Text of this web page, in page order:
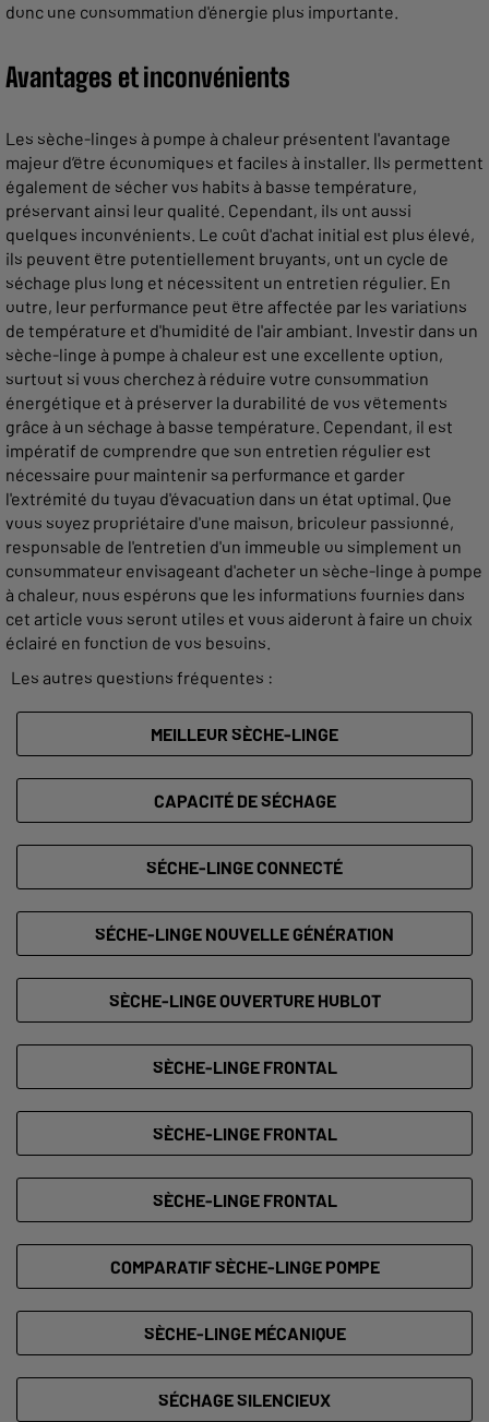
donc une consommation d'énergie plus importante.
Avantages et inconvénients
Les sèche-linges à pompe à chaleur présentent l'avantage
majeur d’être économiques et faciles à installer. Ils permettent
également de sécher vos habits à basse température,
préservant ainsi leur qualité. Cependant, ils ont aussi
quelques inconvénients. Le coût d'achat initial est plus élevé,
ils peuvent être potentiellement bruyants, ont un cycle de
séchage plus long et nécessitent un entretien régulier. En
outre, leur performance peut être affectée par les variations
de température et d'humidité de l'air ambiant. Investir dans un
sèche-linge à pompe à chaleur est une excellente option,
surtout si vous cherchez à réduire votre consommation
énergétique et à préserver la durabilité de vos vêtements
grâce à un séchage à basse température. Cependant, il est
impératif de comprendre que son entretien régulier est
nécessaire pour maintenir sa performance et garder
l'extrémité du tuyau d'évacuation dans un état optimal. Que
vous soyez propriétaire d'une maison, bricoleur passionné,
responsable de l'entretien d'un immeuble ou simplement un
consommateur envisageant d'acheter un sèche-linge à pompe
à chaleur, nous espérons que les informations fournies dans
cet article vous seront utiles et vous aideront à faire un choix
éclairé en fonction de vos besoins.
Les autres questions fréquentes :
MEILLEUR SÈCHE-LINGE
CAPACITÉ DE SÉCHAGE
SÉCHE-LINGE CONNECTÉ
SÉCHE-LINGE NOUVELLE GÉNÉRATION
SÈCHE-LINGE OUVERTURE HUBLOT
SÈCHE-LINGE FRONTAL
SÈCHE-LINGE FRONTAL
SÈCHE-LINGE FRONTAL
COMPARATIF SÈCHE-LINGE POMPE
SÈCHE-LINGE MÉCANIQUE
SÉCHAGE SILENCIEUX